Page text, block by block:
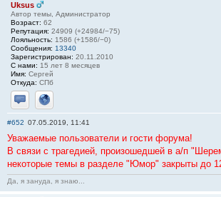
Uksus
Автор темы, Администратор
Возраст: 62
Репутация: 24909 (+24984/−75)
Лояльность: 1586 (+1586/−0)
Сообщения: 13340
Зарегистрирован: 20.11.2010
С нами: 15 лет 8 месяцев
Имя: Сергей
Откуда: СПб
Отправить личное сообщение
Сайт
#652 07.05.2019, 11:41
Уважаемые пользователи и гости форума!
В связи с трагедией, произошедшей в а/п
некоторые темы в разделе "Юмор" закрыты до
Да, я зануда, я знаю...